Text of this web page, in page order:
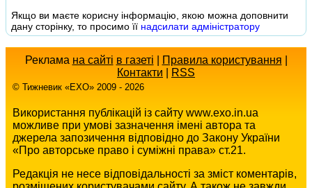
Якщо ви маєте корисну інформацію, якою можна доповнити
дану сторінку, то просимо її надсилати адміністратору
Реклама на сайті в газеті Правила користування
Контакти
RSS
© Тижневик «EХO» 2009 - 2026
Використання публікацій із сайту www.exo.in.ua
можливе при умові зазначення імені автора та
джерела запозичення відповідно до Закону України
«Про авторське право і суміжні права» ст.21.
Редакція не несе відповідальності за зміст коментарів,